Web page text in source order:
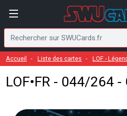
Accueil Liste des cartes LOF -
LOF•FR - 044/264
Visuel